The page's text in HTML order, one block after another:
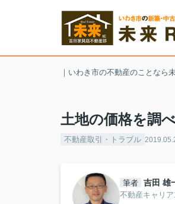
｜いわき市の不動産のことなら
土地の価格を調
不動産取引・トラブル
筆者 吉田 雄
不動産キャリ